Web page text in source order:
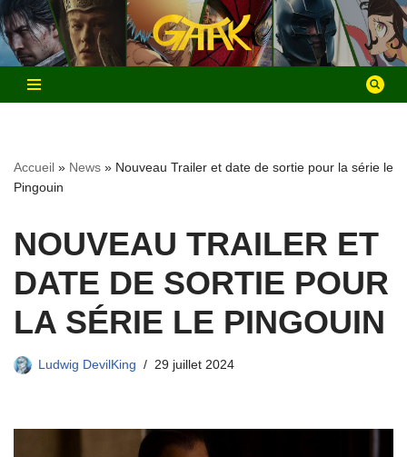
Aller
au
contenu
Accueil » News » Nouveau Trailer et date de sortie pour la série le
Pingouin
NOUVEAU TRAILER ET
DATE DE SORTIE POUR
LA SÉRIE LE PINGOUIN
Ludwig DevilKing 29 juillet 2024